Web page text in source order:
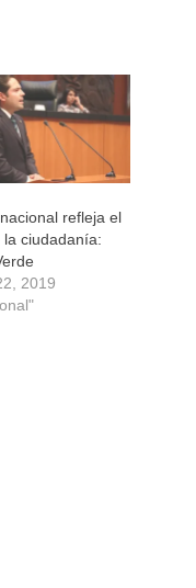
refleja el
la ciudadanía:
2019